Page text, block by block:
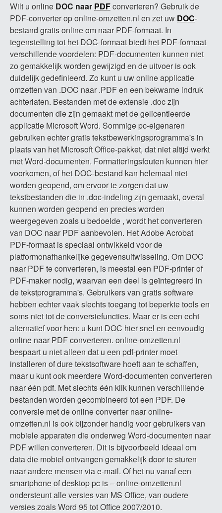
Wilt u online DOC naar PDFconverteren? Gebruik de
PDF-converter op online-omzetten.nl en zet uw DOC-
bestand gratis online om naar PDF-formaat. In
tegenstelling tot het DOC-formaat biedt het PDF-formaat
verschillende voordelen: PDF-documenten kunnen niet
zo gemakkelijk worden gewijzigd en de uitvoer is ook
duidelijk gedefinieerd. Zo kunt u uw online applicatie
omzetten van .DOC naar .PDF en een bekwame indruk
achterlaten. Bestanden met de extensie .doc zijn
documenten die zijn gemaakt met de gelicentieerde
applicatie Microsoft Word. Sommige pc-eigenaren
gebruiken echter gratis tekstbewerkingsprogramma's in
plaats van het Microsoft Office-pakket, dat niet altijd werkt
met Word-documenten. Formatteringsfouten kunnen hier
voorkomen, of het DOC-bestand kan helemaal niet
worden geopend, om ervoor te zorgen dat uw
tekstbestanden die in .doc-indeling zijn gemaakt, overal
kunnen worden geopend en precies worden
weergegeven zoals u bedoelde , wordt het converteren
van DOC naar PDF aanbevolen. Het Adobe Acrobat
PDF-formaat is speciaal ontwikkeld voor de
platformonafhankelijke gegevensuitwisseling. Om DOC
naar PDF te converteren, is meestal een PDF-printer of
PDF-maker nodig, waarvan een deel is geïntegreerd in
de tekstprogramma's. Gebruikers van gratis software
hebben echter vaak slechts toegang tot beperkte tools en
soms niet tot de conversiefuncties. Maar er is een echt
alternatief voor hen: u kunt DOC hier snel en eenvoudig
online naar PDF converteren. online-omzetten.nl
bespaart u niet alleen dat u een pdf-printer moet
installeren of dure tekstsoftware hoeft aan te schaffen,
maar u kunt ook meerdere Word-documenten converteren
naar één pdf. Met slechts één klik kunnen verschillende
bestanden worden gecombineerd tot een PDF. De
conversie met de online converter naar online-
omzetten.nl is ook bijzonder handig voor gebruikers van
mobiele apparaten die onderweg Word-documenten naar
PDF willen converteren. Dit is bijvoorbeeld ideaal om
data die mobiel ontvangen gemakkelijk door te sturen
naar andere mensen via e-mail. Of het nu vanaf een
smartphone of desktop pc is – online-omzetten.nl
ondersteunt alle versies van MS Office, van oudere
versies zoals Word 95 tot Office 2007/2010.